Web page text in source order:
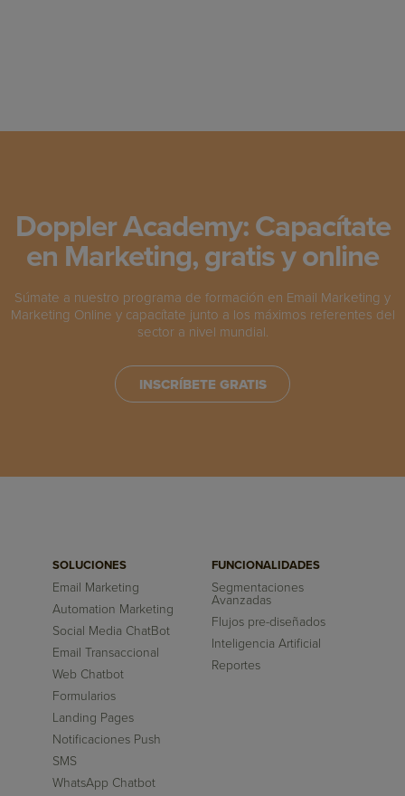
Doppler Academy: Capacítate
en Marketing, gratis y online
Súmate a nuestro programa de formación en Email Marketing y
Marketing Online y capacítate junto a los máximos referentes del
sector a nivel mundial.
INSCRÍBETE GRATIS
SOLUCIONES
Email Marketing
Automation Marketing
Social Media ChatBot
Email Transaccional
Web Chatbot
Formularios
Landing Pages
Notificaciones Push
SMS
WhatsApp Chatbot
FUNCIONALIDADES
Segmentaciones
Avanzadas
Flujos pre-diseñados
Inteligencia Artificial
Reportes